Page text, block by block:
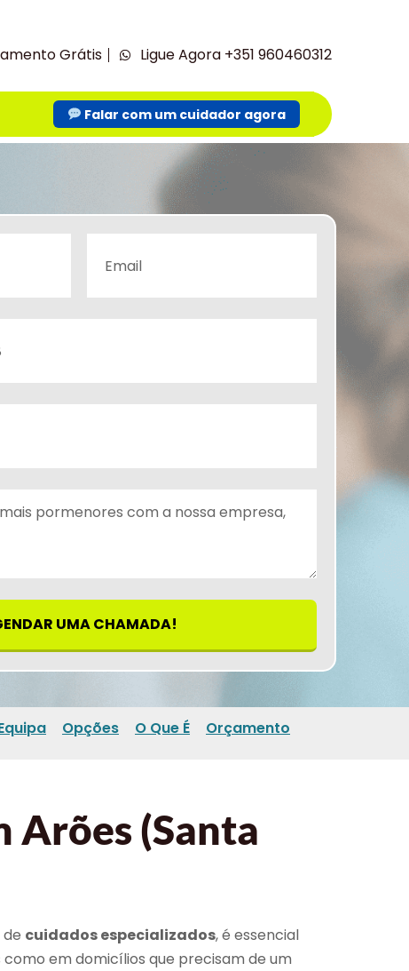
Grátis Ligue Agora +351 960460312
Falar com um cuidador agora
UMA CHAMADA!
Opções O Que É Orçamento
(Santa
cuidados especializados, é essencial
em domicílios que precisam de um